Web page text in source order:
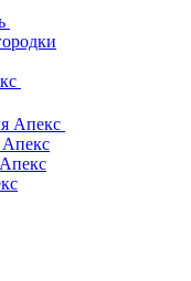
Апекс
Апекс